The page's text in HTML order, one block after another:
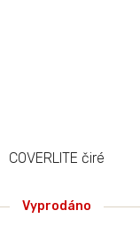
COVERLITE čiré
Vyprodáno